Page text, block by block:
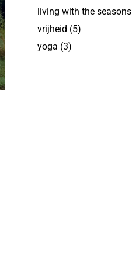
living with the seasons
vrijheid (5)
yoga (3)